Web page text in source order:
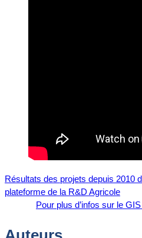
Résultats des projets depuis 2010
plateforme de la R&D Agricole
Pour plus d’infos sur le